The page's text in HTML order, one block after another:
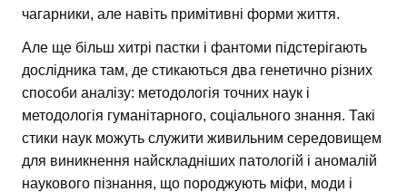
чагарники, але навіть примітивні форми життя.
Але ще більш хитрі пастки і фантоми підстерігають
дослідника там, де стикаються два генетично різних
способи аналізу: методологія точних наук і
методологія гуманітарного, соціального знання. Такі
стики наук можуть служити живильним середовищем
для виникнення найскладніших патологій і аномалій
наукового пізнання, що породжують міфи, моди і